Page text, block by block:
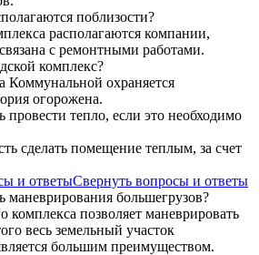
поблизости?
располагаются компании,
с ремонтными работами.
комплекс?
Коммунальной охраняется
огорожена.
провести тепло, если это необходимо
сделать помещение теплым, за счет
и ответыСвернуть вопросы и ответы
маневрирования большегрузов?
комплекса позволяет маневрировать
весь земельный участок
большим преимуществом.